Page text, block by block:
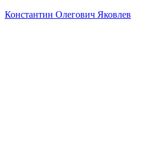
Константин Олегович Яковлев